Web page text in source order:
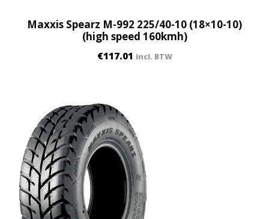
Maxxis Spearz M-992 225/40-10 (18×10-10)
(high speed 160kmh)
€117.01 incl. BTW